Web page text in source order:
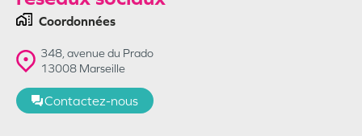
Coordonnées
348, avenue du Prado
13008 Marseille
Contactez-nous